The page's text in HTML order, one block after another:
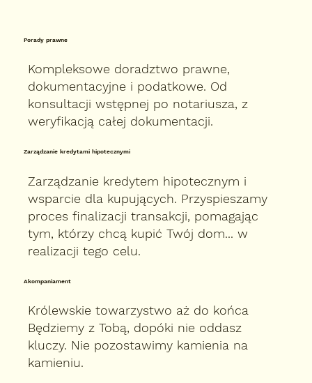
Porady prawne
Kompleksowe doradztwo prawne,
dokumentacyjne i podatkowe. Od
konsultacji wstępnej po notariusza, z
weryfikacją całej dokumentacji.
Zarządzanie kredytami hipotecznymi
Zarządzanie kredytem hipotecznym i
wsparcie dla kupujących. Przyspieszamy
proces finalizacji transakcji, pomagając
tym, którzy chcą kupić Twój dom... w
realizacji tego celu.
Akompaniament
Królewskie towarzystwo aż do końca
Będziemy z Tobą, dopóki nie oddasz
kluczy. Nie pozostawimy kamienia na
kamieniu.